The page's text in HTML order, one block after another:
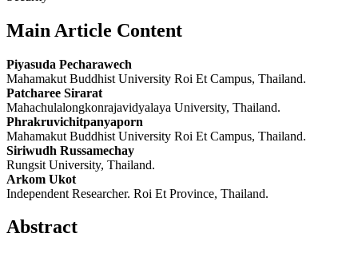
Main Article Content
Piyasuda Pecharawech
Mahamakut Buddhist University Roi Et Campus, Thailand.
Patcharee Sirarat
Mahachulalongkonrajavidyalaya University, Thailand.
Phrakruvichitpanyaporn
Mahamakut Buddhist University Roi Et Campus, Thailand.
Siriwudh Russamechay
Rungsit University, Thailand.
Arkom Ukot
Independent Researcher. Roi Et Province, Thailand.
Abstract